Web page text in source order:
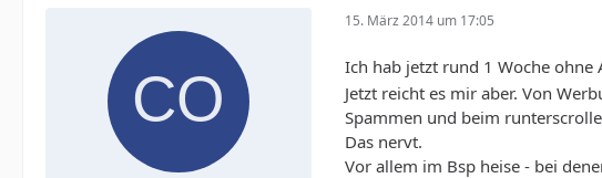
15. März 2014 um 17:05
Ich hab jetzt rund 1 Woche ohne
Jetzt reicht es mir aber. Von
Spammen und beim
Das nervt.
Vor allem im Bsp heise - bei